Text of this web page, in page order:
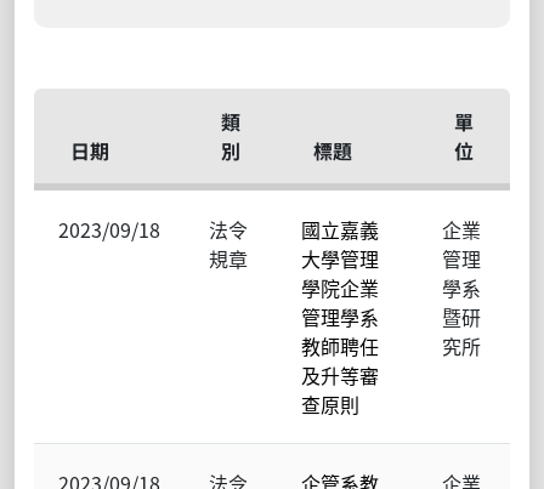
日期
類
別
標題
單
位
2023/09/18
法令
規章
國立嘉義
大學管理
學院企業
管理學系
教師聘任
及升等審
查原則
企業
管理
學系
暨研
究所
2023/09/18
法令
企管系教
企業